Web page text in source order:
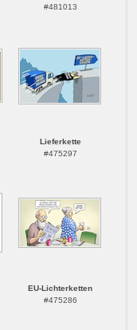
#481013
Lieferkette
#475297
EU-Lichterketten
#475286